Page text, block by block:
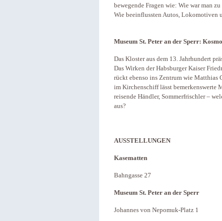
bewegende Fragen wie: Wie war man
Wie beeinflussten Autos, Lokomotiven
Museum St. Peter an der Sperr:
Das Kloster aus dem 13. Jahrhundert
Das Wirken der Habsburger Kaiser
rückt ebenso ins Zentrum wie
im Kirchenschiff lässt bemerkenswerte
reisende Händler, Sommerfrischler –
aus?
AUSSTELLUNGEN
Kasematten
Bahngasse 27
Museum St. Peter an der Sperr
Johannes von Nepomuk-Platz 1